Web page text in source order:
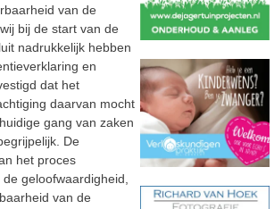
van de
bij de start van de
nadrukkelijk hebben
en
dat het
daarvan mocht
gang van zaken
De
het proces
geloofwaardigheid,
van de